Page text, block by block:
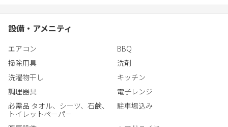
棟貸切り宿です。
(別室にて管理人が常駐することがございます。
お客様と部屋やお風呂やトイレなどは共有することはございませ
んのでお安心ください)
海水浴(白鶴浜海水浴場まで徒歩2分)、釣り(高浜漁港まで車で30
秒)、カヤック(レンタル有)、サップ(レンタル有)、サーフィン、キ
ャンプ、天体観測、バーベキュー
設備・アメニティ
エアコン
BBQ
掃除用具
洗剤
洗濯物干し
キッチン
調理器具
電子レンジ
必需品 タオル、シーツ、石鹸、
トイレットペーパー
駐車場込み